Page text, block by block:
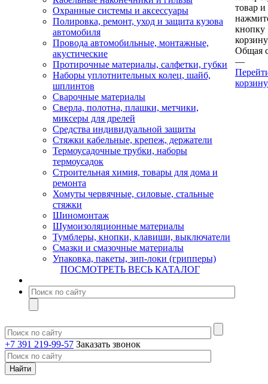
Охранные системы и аксессуары
Полировка, ремонт, уход и защита кузова
автомобиля
Провода автомобильные, монтажные,
акустические
Протирочные материалы, салфетки, губки
Наборы уплотнительных колец, шайб,
шплинтов
Сварочные материалы
Сверла, полотна, плашки, метчики,
миксеры для дрелей
Средства индивидуальной защиты
Стяжки кабельные, крепеж, держатели
Термоусадочные трубки, наборы
термоусадок
Строительная химия, товары для дома и
ремонта
Хомуты червячные, силовые, стальные
стяжки
Шиномонтаж
Шумоизоляционные материалы
Тумблеры, кнопки, клавиши, выключатели
Смазки и смазочные материалы
Упаковка, пакеты, зип-локи (грипперы)
ПОСМОТРЕТЬ ВЕСЬ КАТАЛОГ
+7 391 219-99-57 Заказать звонок
товар и
кнопку
Общая
—
корзину